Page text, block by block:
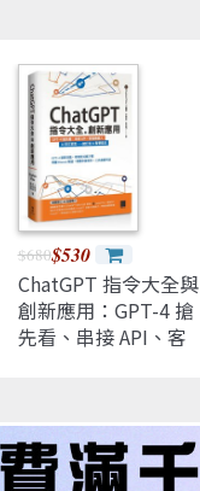
$680$530
ChatGPT 指令大全與
創新應用：GPT-4 搶
先看、串接 API、客